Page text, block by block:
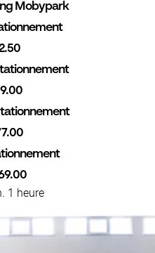
Mobypark
1 heure